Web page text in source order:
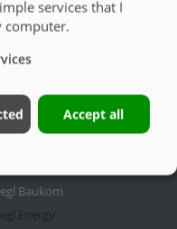
Group
Baukom
Energy
services that I
computer.
Accept all